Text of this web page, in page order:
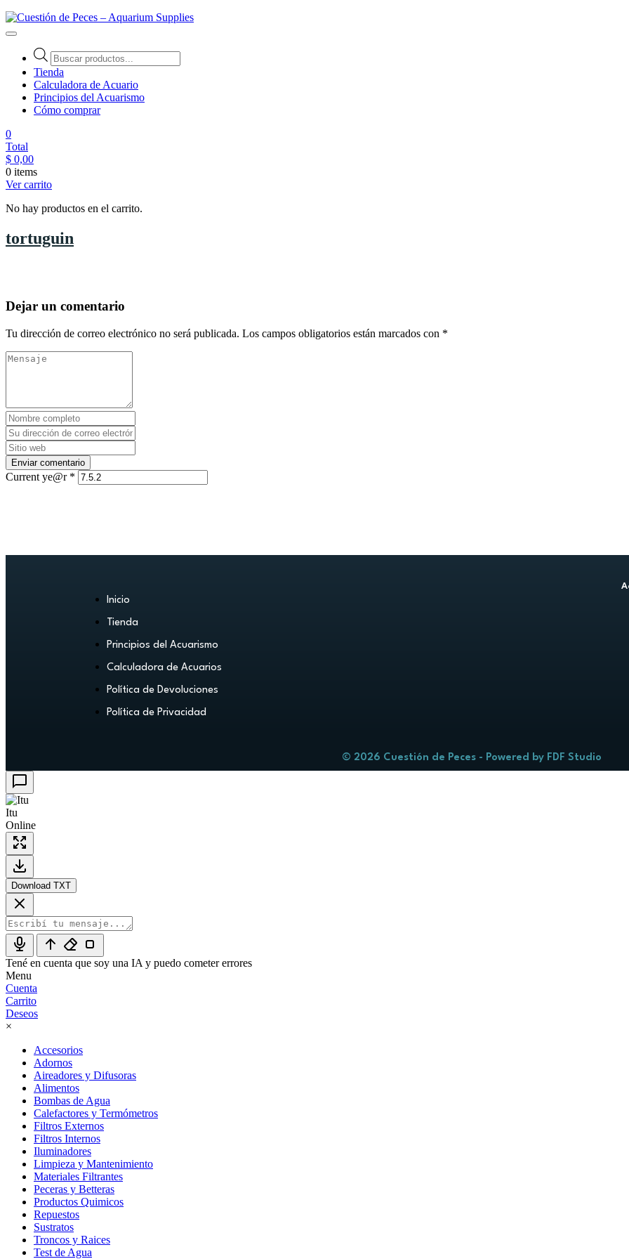
Tienda
Calculadora de Acuario
Principios del Acuarismo
Cómo comprar
0
Total
$ 0,00
0 items
Ver carrito
No hay productos en el carrito.
tortuguin
Dejar un comentario
Tu dirección de correo electrónico no será publicada. Los campos obligatorios están marcados con *
Current ye@r *
Inicio
Tienda
Principios del Acuarismo
Calculadora de Acuarios
Política de Devoluciones
Política de Privacidad
© 2026 Cuestión de Peces - Powered by FDF Studio
Itu
Online
Download TXT
Tené en cuenta que soy una IA y puedo cometer errores
Menu
Cuenta
Carrito
Deseos
×
Accesorios
Adornos
Aireadores y Difusoras
Alimentos
Bombas de Agua
Calefactores y Termómetros
Filtros Externos
Filtros Internos
Iluminadores
Limpieza y Mantenimiento
Materiales Filtrantes
Peceras y Betteras
Productos Quimicos
Repuestos
Sustratos
Troncos y Raices
Test de Agua